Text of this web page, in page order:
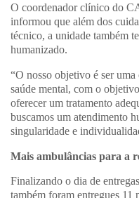
O coordenador clínico do
informou que além dos
técnico, a unidade também
humanizado.
“O nosso objetivo é ser
saúde mental, com o
oferecer um tratamento
buscamos um atendimento
singularidade e
Mais ambulâncias para a
Finalizando o dia de
também foram entregues 11